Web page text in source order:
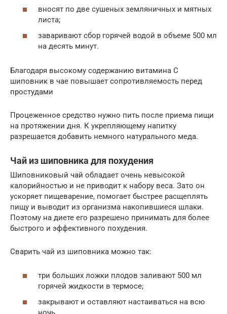
вносят по две сушеных земляничных и мятных
листа;
заваривают сбор горячей водой в объеме 500 мл
на десять минут.
Благодаря высокому содержанию витамина С
шиповник в чае повышает сопротивляемость перед
простудами
Процеженное средство нужно пить после приема пищи
на протяжении дня. К укрепляющему напитку
разрешается добавить немного натурального меда.
Чай из шиповника для похудения
Шиповниковый чай обладает очень невысокой
калорийностью и не приводит к набору веса. Зато он
ускоряет пищеварение, помогает быстрее расщеплять
пищу и выводит из организма накопившиеся шлаки.
Поэтому на диете его разрешено принимать для более
быстрого и эффективного похудения.
Сварить чай из шиповника можно так:
три больших ложки плодов заливают 500 мл
горячей жидкости в термосе;
закрывают и оставляют настаиваться на всю